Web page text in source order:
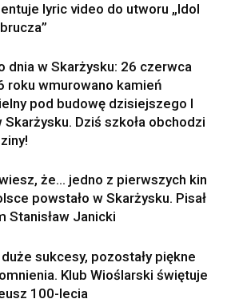
lyric video do utworu „Idol
dnia w Skarżysku: 26 czerwca
roku wmurowano kamień
pod budowę dzisiejszego I
Skarżysku. Dziś szkoła obchodzi
że… jedno z pierwszych kin
powstało w Skarżysku. Pisał
Stanisław Janicki
duże sukcesy, pozostały piękne
Klub Wioślarski świętuje
100-lecia